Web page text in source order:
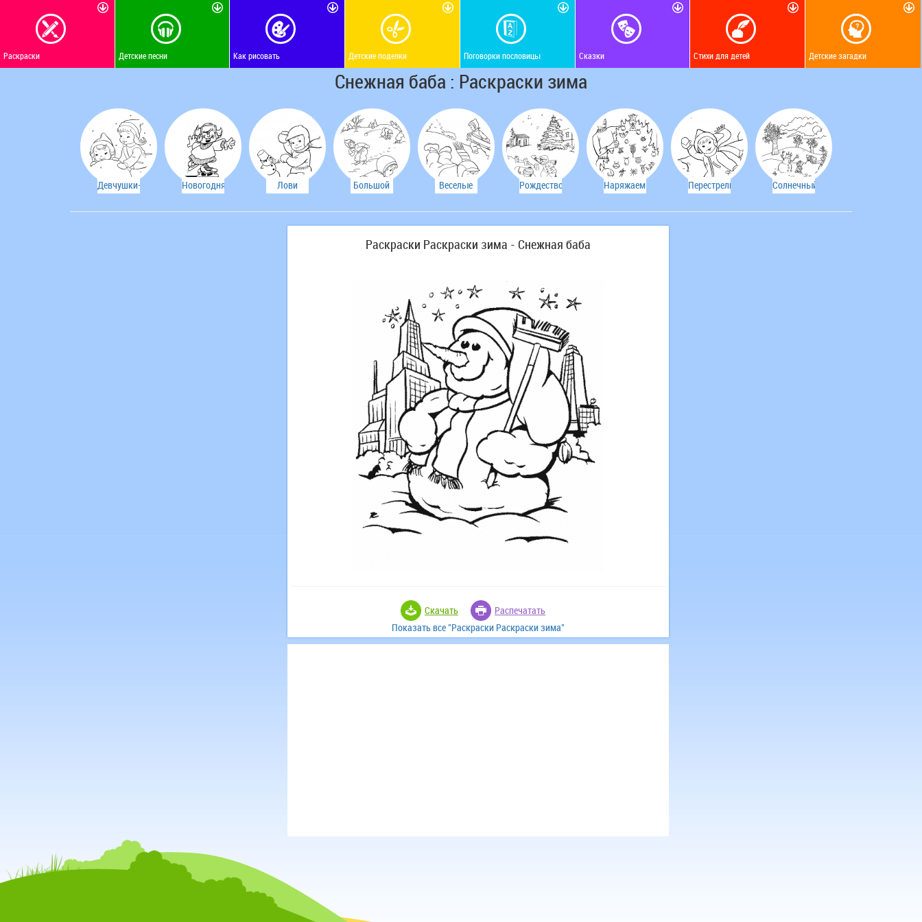
Раскраски Детские песни Как рисовать Детские поделки Поговорки пословицы Сказки Стихи для детей Детские загадки
Снежная баба : Раскраски зима
Девчушки-
Новогодняя
Лови
Большой
Веселые
Рождество
Наряжаем
Перестрелка
Солнечный
Раскраски Раскраски зима - Снежная баба
Скачать
Распечатать
Показать все "Раскраски Раскраски зима"